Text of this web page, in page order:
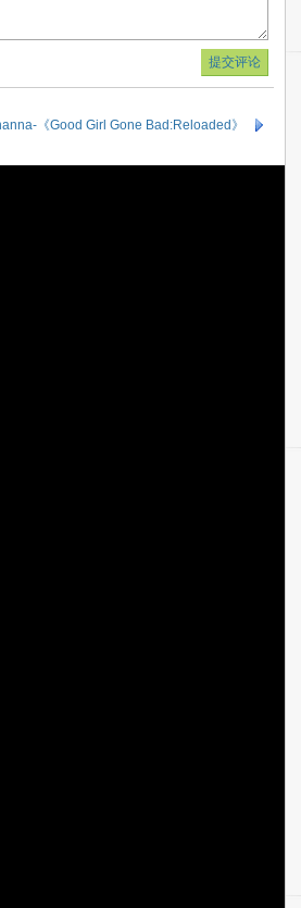
《Good Girl Gone Bad:Reloaded》